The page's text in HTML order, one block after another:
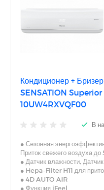
Кондиционер +
SENSATION
10UW4RXVQF00
В
● Сезонная
Приток свежего воздуха до
● Датчик влажности,
● Hepa-Filter H11 для
● 4D AUTO AIR
● Функция iFeel